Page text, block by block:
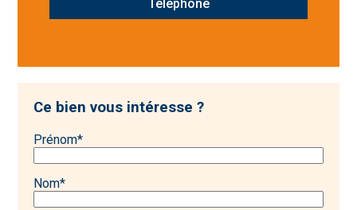
Téléphone
Ce bien vous intéresse ?
Prénom*
Nom*